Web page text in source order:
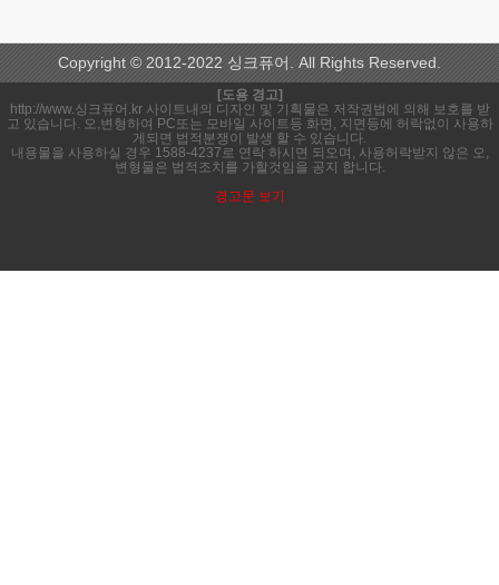
Copyright © 2012-2022 싱크퓨어. All Rights Reserved.
[도용 경고]
http://www.싱크퓨어.kr 사이트내의 디자인 및 기획물은 저작권법에 의해 보호를 받
고 있습니다. 오,변형하여 PC또는 모바일 사이트등 화면, 지면등에 허락없이 사용하
게되면 법적분쟁이 발생 할 수 있습니다.
내용물을 사용하실 경우 1588-4237로 연락 하시면 되오며, 사용허락받지 않은 오,
변형물은 법적조치를 가할것임을 공지 합니다.
경고문 보기